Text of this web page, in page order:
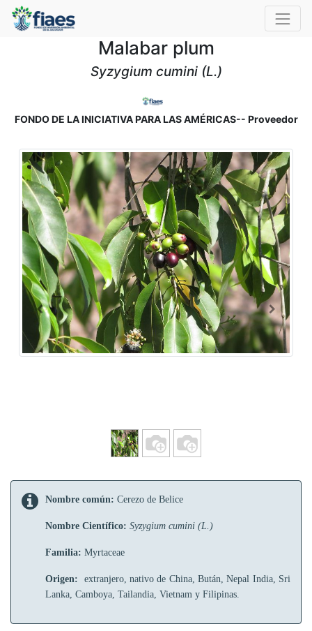
Malabar plum
Syzygium cumini (L.)
FONDO DE LA INICIATIVA PARA LAS AMÉRICAS-- Proveedor
Nombre común: Cerezo de Belice
Nombre Científico: Syzygium cumini (L.)
Familia: Myrtaceae
Origen: extranjero, nativo de China, Bután, Nepal India, Sri
Lanka, Camboya, Tailandia, Vietnam y Filipinas.